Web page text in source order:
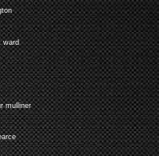
ward
mulliner